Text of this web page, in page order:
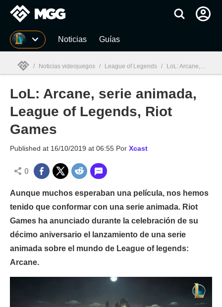
MGG Noticias Guías
MGG
/ Noticias videojuegos / League of Legends / LoL: Arcane, serie animada, League of Legends, Riot Games
LoL: Arcane, serie animada,
League of Legends, Riot
Games
Published at 16/10/2019 at 06:55 Por Xcast
0
Aunque muchos esperaban una película, nos hemos
tenido que conformar con una serie animada. Riot
Games ha anunciado durante la celebración de su
décimo aniversario el lanzamiento de una serie
animada sobre el mundo de League of legends:
Arcane.